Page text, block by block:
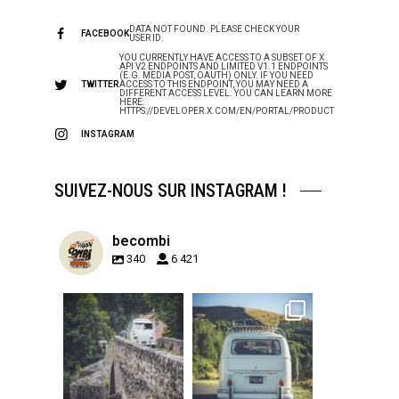
FACEBOOKDATA NOT FOUND. PLEASE CHECK YOUR
USER ID.
TWITTER
YOU CURRENTLY HAVE ACCESS TO A SUBSET OF X
API V2 ENDPOINTS AND LIMITED V1.1 ENDPOINTS
(E.G. MEDIA POST, OAUTH) ONLY. IF YOU NEED
ACCESS TO THIS ENDPOINT, YOU MAY NEED A
DIFFERENT ACCESS LEVEL. YOU CAN LEARN MORE
HERE:
HTTPS://DEVELOPER.X.COM/EN/PORTAL/PRODUCT
INSTAGRAM
SUIVEZ-NOUS SUR INSTAGRAM !
becombi
340 6 421
becombi
Sep 15
becombi
Sep 12